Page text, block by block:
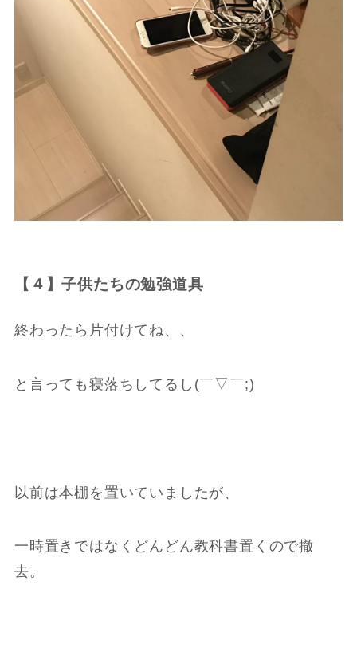
【４】子供たちの勉強道具
終わったら片付けてね、、
と言っても寝落ちしてるし(￣▽￣;)
以前は本棚を置いていましたが、
一時置きではなくどんどん教科書置くので撤
去。